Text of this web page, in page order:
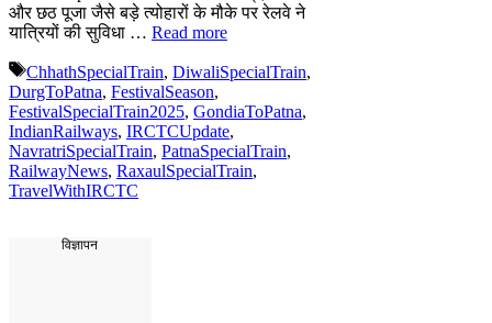
और छठ पूजा जैसे बड़े त्योहारों के मौके पर रेलवे ने
यात्रियों की सुविधा … Read more
Tags
ChhathSpecialTrain, DiwaliSpecialTrain,
DurgToPatna, FestivalSeason,
FestivalSpecialTrain2025, GondiaToPatna,
IndianRailways, IRCTCUpdate,
NavratriSpecialTrain, PatnaSpecialTrain,
RailwayNews, RaxaulSpecialTrain,
TravelWithIRCTC
विज्ञापन